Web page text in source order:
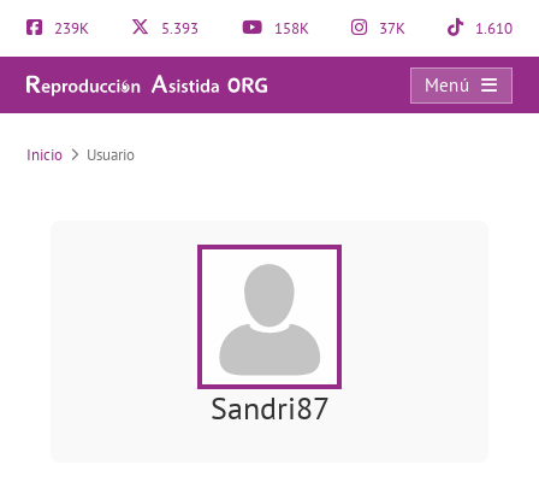
239K 5.393 158K 37K 1.610
Menú
Usuario
Inicio Usuario
Sandri87